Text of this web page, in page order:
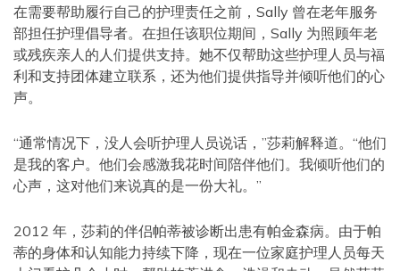
在需要帮助履行自己的护理责任之前，Sally 曾在老年服务
部担任护理倡导者。在担任该职位期间，Sally 为照顾年老
或残疾亲人的人们提供支持。她不仅帮助这些护理人员与福
利和支持团体建立联系，还为他们提供指导并倾听他们的心
声。
“通常情况下，没人会听护理人员说话，”莎莉解释道。“他们
是我的客户。他们会感激我花时间陪伴他们。我倾听他们的
心声，这对他们来说真的是一份大礼。”
2012 年，莎莉的伴侣帕蒂被诊断出患有帕金森病。由于帕
蒂的身体和认知能力持续下降，现在一位家庭护理人员每天